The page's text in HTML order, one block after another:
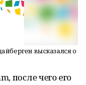
высказался о
после чего его